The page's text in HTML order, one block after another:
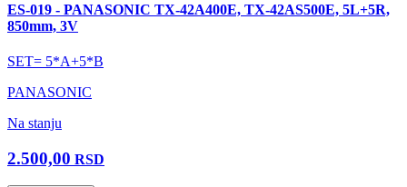
ES-019 - PANASONIC TX-42A400E, TX-42AS500E, 5L+5R,
850mm, 3V
SET= 5*A+5*B
PANASONIC
Na stanju
2.500,00 RSD